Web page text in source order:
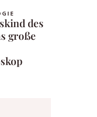
des
große